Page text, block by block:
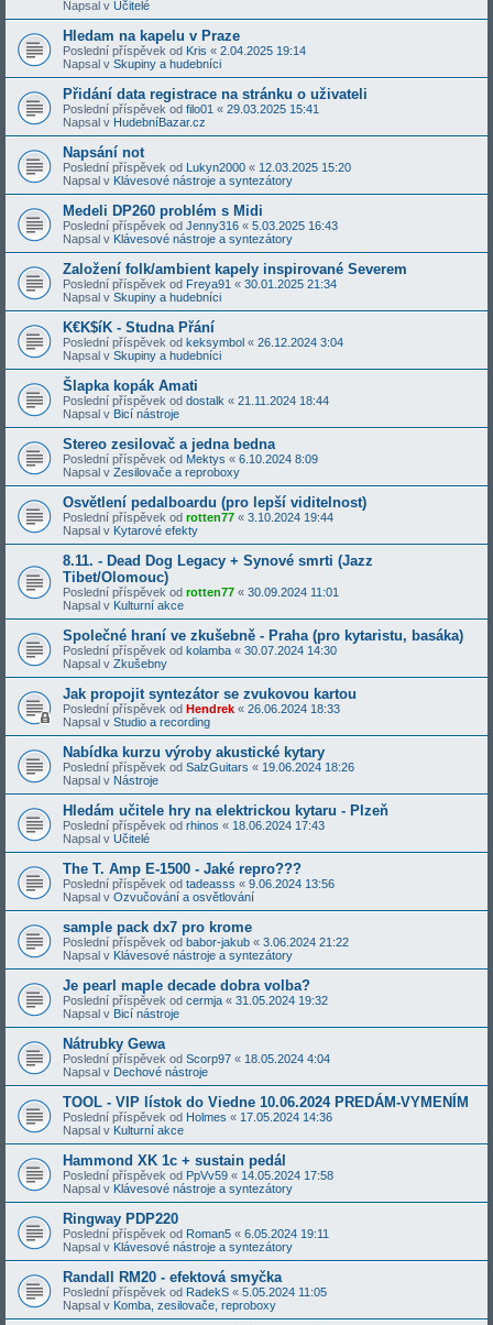
Napsal v Učitelé
Hledam na kapelu v Praze
Poslední příspěvek od Kris « 2.04.2025 19:14
Napsal v Skupiny a hudebníci
Přidání data registrace na stránku o uživateli
Poslední příspěvek od filo01 « 29.03.2025 15:41
Napsal v HudebníBazar.cz
Napsání not
Poslední příspěvek od Lukyn2000 « 12.03.2025 15:20
Napsal v Klávesové nástroje a syntezátory
Medeli DP260 problém s Midi
Poslední příspěvek od Jenny316 « 5.03.2025 16:43
Napsal v Klávesové nástroje a syntezátory
Založení folk/ambient kapely inspirované Severem
Poslední příspěvek od Freya91 « 30.01.2025 21:34
Napsal v Skupiny a hudebníci
K€K$íK - Studna Přání
Poslední příspěvek od keksymbol « 26.12.2024 3:04
Napsal v Skupiny a hudebníci
Šlapka kopák Amati
Poslední příspěvek od dostalk « 21.11.2024 18:44
Napsal v Bicí nástroje
Stereo zesilovač a jedna bedna
Poslední příspěvek od Mektys « 6.10.2024 8:09
Napsal v Zesilovače a reproboxy
Osvětlení pedalboardu (pro lepší viditelnost)
Poslední příspěvek od rotten77 « 3.10.2024 19:44
Napsal v Kytarové efekty
8.11. - Dead Dog Legacy + Synové smrti (Jazz
Tibet/Olomouc)
Poslední příspěvek od rotten77 « 30.09.2024 11:01
Napsal v Kulturní akce
Společné hraní ve zkušebně - Praha (pro kytaristu, basáka)
Poslední příspěvek od kolamba « 30.07.2024 14:30
Napsal v Zkušebny
Jak propojit syntezátor se zvukovou kartou
Poslední příspěvek od Hendrek « 26.06.2024 18:33
Napsal v Studio a recording
Nabídka kurzu výroby akustické kytary
Poslední příspěvek od SalzGuitars « 19.06.2024 18:26
Napsal v Nástroje
Hledám učitele hry na elektrickou kytaru - Plzeň
Poslední příspěvek od rhinos « 18.06.2024 17:43
Napsal v Učitelé
The T. Amp E-1500 - Jaké repro???
Poslední příspěvek od tadeasss « 9.06.2024 13:56
Napsal v Ozvučování a osvětlování
sample pack dx7 pro krome
Poslední příspěvek od babor-jakub « 3.06.2024 21:22
Napsal v Klávesové nástroje a syntezátory
Je pearl maple decade dobra volba?
Poslední příspěvek od cermja « 31.05.2024 19:32
Napsal v Bicí nástroje
Nátrubky Gewa
Poslední příspěvek od Scorp97 « 18.05.2024 4:04
Napsal v Dechové nástroje
TOOL - VIP lístok do Viedne 10.06.2024 PREDÁM-VYMENÍM
Poslední příspěvek od Holmes « 17.05.2024 14:36
Napsal v Kulturní akce
Hammond XK 1c + sustain pedál
Poslední příspěvek od PpVv59 « 14.05.2024 17:58
Napsal v Klávesové nástroje a syntezátory
Ringway PDP220
Poslední příspěvek od Roman5 « 6.05.2024 19:11
Napsal v Klávesové nástroje a syntezátory
Randall RM20 - efektová smyčka
Poslední příspěvek od RadekS « 5.05.2024 11:05
Napsal v Komba, zesilovače, reproboxy